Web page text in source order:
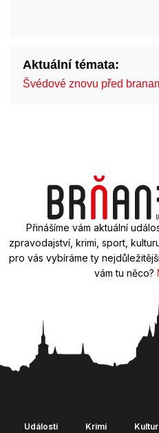
Aktuální témata:
Švédové znovu před
Přinášíme vám aktuální
zpravodajství, krimi, sport,
pro vás vybíráme ty
vám tu něco?
Události Krimi